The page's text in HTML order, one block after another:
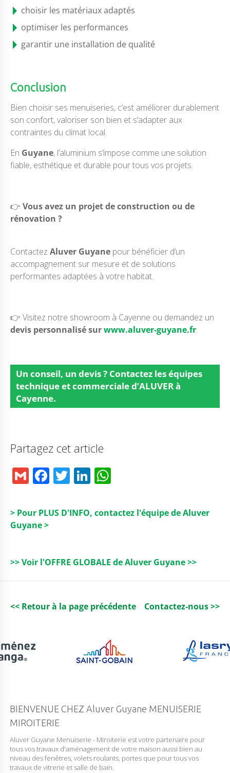
choisir les matériaux adaptés
optimiser les performances
garantir une installation de qualité
Conclusion
Bien choisir ses menuiseries, c’est améliorer durablement
son confort, valoriser son bien et s’adapter aux
contraintes du climat local.
En Guyane, l’aluminium s’impose comme une solution
fiable, esthétique et durable pour tous vos projets.
👉 Vous avez un projet de construction ou de
rénovation ?
Contactez Aluver Guyane pour bénéficier d’un
accompagnement sur mesure et de solutions
performantes adaptées à votre habitat.
👉 Visitez notre showroom à Cayenne ou demandez un
devis personnalisé surwww.aluver-guyane.fr.
Un conseil, un devis ? Contactez les équipes
technique et commerciale d’ALUVER à
Cayenne.
Partagez cet article
G
ai
l
F
c
o
T
it
r
Li
k
n
a
p
> Pour PLUS D'INFO, contactez l'équipe de Aluver
Guyane >
>> Voir l'OFFRE GLOBALE de Aluver Guyane >>
<< Retour à la page précédente Contactez-nous >>
BIENVENUE CHEZ Aluver Guyane MENUISERIE
MIROITERIE
Aluver Guyane Menuiserie - Miroiterie est votre partenaire pour
tous vos travaux d'aménagement de votre maison aussi bien au
niveau des fenêtres, volets roulants, portes que pour tous vos
travaux de vitrerie et salle de bain.